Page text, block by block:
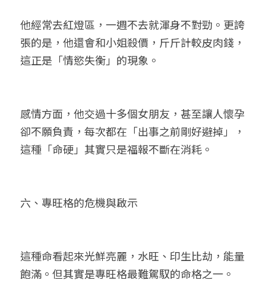
他經常去紅燈區，一週不去就渾身不對勁。更誇
張的是，他還會和小姐殺價，斤斤計較皮肉錢，
這正是「情慾失衡」的現象。
感情方面，他交過十多個女朋友，甚至讓人懷孕
卻不願負責，每次都在「出事之前剛好避掉」，
這種「命硬」其實只是福報不斷在消耗。
六、專旺格的危機與啟示
這種命看起來光鮮亮麗，水旺、印生比劫，能量
飽滿。但其實是專旺格最難駕馭的命格之一。